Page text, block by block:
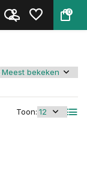
0
Toon: